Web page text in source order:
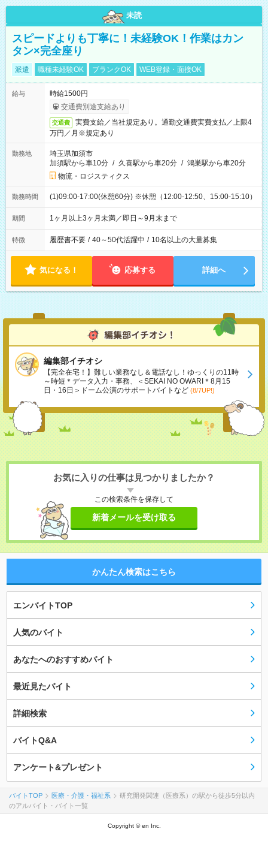
未読
スピードよりも丁寧に！未経験OK！作業はカン
タン×完全座り
派遣 職種未経験OK ブランクOK WEB登録・面接OK
給与
時給1500円
交通費別途支給あり
交通費
実費支給／当社規定あり。通勤交通費実費支払／上限4
万円／月※規定あり
勤務地
埼玉県加須市
加須駅から車10分 / 久喜駅から車20分 / 鴻巣駅から車20分
物流・ロジスティクス
勤務時間 (1)09:00-17:00(休憩60分) ※休憩（12:00-12:50、15:00-15:10）
期間 1ヶ月以上3ヶ月未満／即日～9月末まで
特徴 履歴書不要 / 40～50代活躍中 / 10名以上の大量募集
気になる！ 応募する 詳細へ
編集部イチオシ
【完全在宅！】難しい業務なし＆電話なし！ゆっくりの11時
～時短＊データ入力・事務、＜SEKAI NO OWARI＊8月15
日・16日＞ドーム公演のサポートバイトなど (8/7UP!)
お気に入りの仕事は見つかりましたか？
この検索条件を保存して
新着メールを受け取る
かんたん検索はこちら
エンバイトTOP
人気のバイト
あなたへのおすすめバイト
最近見たバイト
詳細検索
バイトQ&A
アンケート&プレゼント
バイトTOP 医療・介護・福祉系
研究開発関連（医療系）の駅から徒歩5分以内
のアルバイト・バイト一覧
Copyright © en Inc.